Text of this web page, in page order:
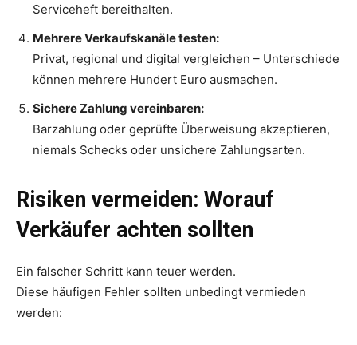
Serviceheft bereithalten.
Mehrere Verkaufskanäle testen:
Privat, regional und digital vergleichen – Unterschiede
können mehrere Hundert Euro ausmachen.
Sichere Zahlung vereinbaren:
Barzahlung oder geprüfte Überweisung akzeptieren,
niemals Schecks oder unsichere Zahlungsarten.
Risiken vermeiden: Worauf
Verkäufer achten sollten
Ein falscher Schritt kann teuer werden.
Diese häufigen Fehler sollten unbedingt vermieden
werden: